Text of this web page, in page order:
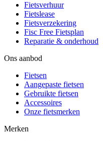
Fietsverhuur
Fietslease
Fietsverzekering
Fisc Free Fietsplan
Reparatie & onderhoud
Ons aanbod
Fietsen
Aangepaste fietsen
Gebruikte fietsen
Accessoires
Onze fietsmerken
Merken